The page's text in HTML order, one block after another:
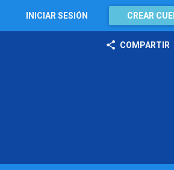
INICIAR SESIÓN CREAR
COMPARTIR